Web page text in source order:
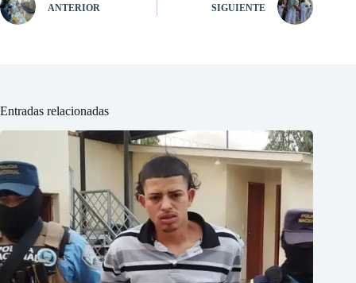
ANTERIOR SIGUIENTE
Entradas relacionadas